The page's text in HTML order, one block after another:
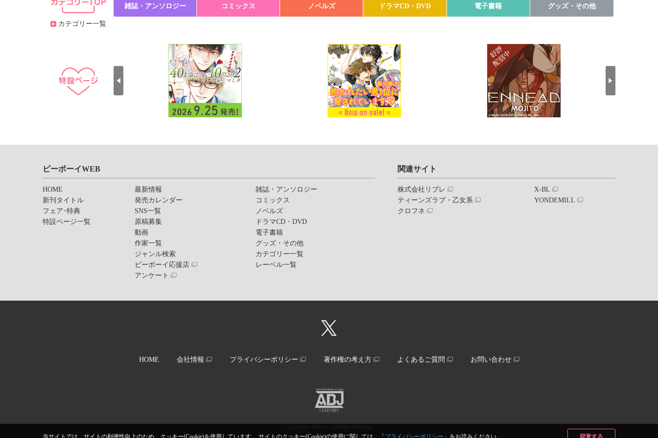
当サイトでは、サイトの利便性向上のため、クッキー(Cookie)を使用しています。 サイトのクッキー(Cookie)の使用に関しては、「 プライバシーポリシー 」をお読みください。 同意する
カテゴリー一覧
雑誌・アンソロジー コミックス ノベルズ ドラマCD・DVD 電子書籍 グッズ・その他
ビーボーイWEB
HOME
新刊タイトル
フェア･特典
特設ページ一覧
最新情報
発売カレンダー
SNS一覧
原稿募集
動画
作家一覧
ジャンル検索
ビーボーイ応援店
アンケート
雑誌・アンソロジー
コミックス
ノベルズ
ドラマCD・DVD
電子書籍
グッズ・その他
カテゴリー一覧
レーベル一覧
関連サイト
株式会社リブレ
ティーンズラブ・乙女系
クロフネ
X-BL
YONDEMILL
HOME 会社情報 プライバシーポリシー 著作権の考え方 よくあるご質問 お問い合わせ